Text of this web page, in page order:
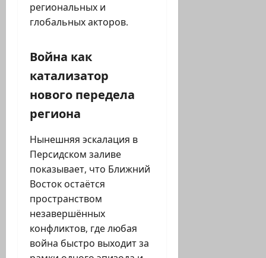
региональных и
глобальных акторов.
Война как
катализатор
нового передела
региона
Нынешняя эскалация в
Персидском заливе
показывает, что Ближний
Восток остаётся
пространством
незавершённых
конфликтов, где любая
война быстро выходит за